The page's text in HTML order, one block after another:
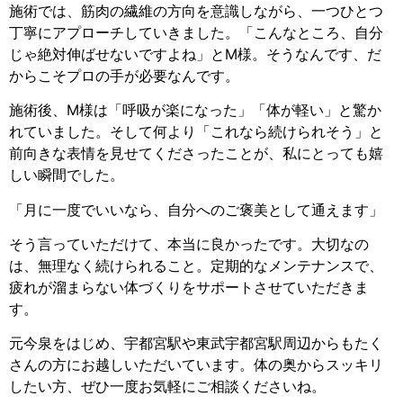
施術では、筋肉の繊維の方向を意識しながら、一つひとつ
丁寧にアプローチしていきました。「こんなところ、自分
じゃ絶対伸ばせないですよね」とM様。そうなんです、だ
からこそプロの手が必要なんです。
施術後、M様は「呼吸が楽になった」「体が軽い」と驚か
れていました。そして何より「これなら続けられそう」と
前向きな表情を見せてくださったことが、私にとっても嬉
しい瞬間でした。
「月に一度でいいなら、自分へのご褒美として通えます」
そう言っていただけて、本当に良かったです。大切なの
は、無理なく続けられること。定期的なメンテナンスで、
疲れが溜まらない体づくりをサポートさせていただきま
す。
元今泉をはじめ、宇都宮駅や東武宇都宮駅周辺からもたく
さんの方にお越しいただいています。体の奥からスッキリ
したい方、ぜひ一度お気軽にご相談くださいね。